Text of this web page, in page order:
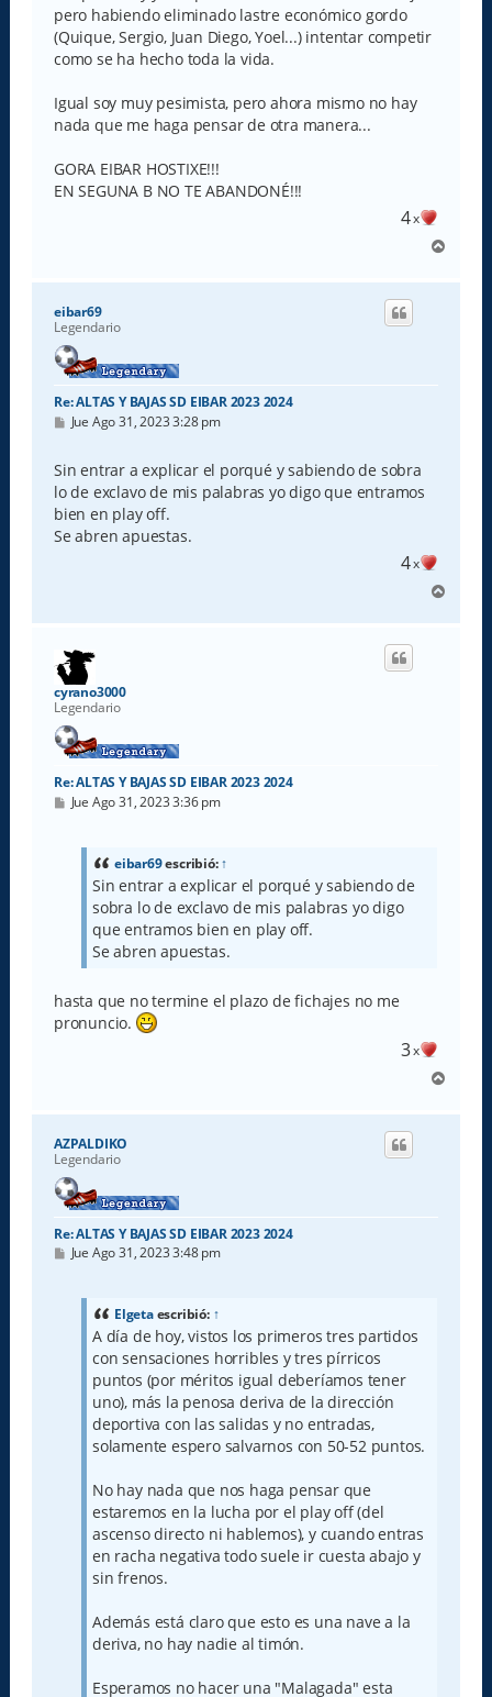
pero habiendo eliminado lastre económico gordo
(Quique, Sergio, Juan Diego, Yoel...) intentar competir
como se ha hecho toda la vida.
Igual soy muy pesimista, pero ahora mismo no hay
nada que me haga pensar de otra manera...
GORA EIBAR HOSTIXE!!!
EN SEGUNA B NO TE ABANDONÉ!!!
4x
r
eibar69
Legendario
Re: ALTAS Y BAJAS SD EIBAR 2023 2024
M
s
a
j
e
Jue Ago 31, 2023 3:28 pm
Sin entrar a explicar el porqué y sabiendo de sobra
lo de exclavo de mis palabras yo digo que entramos
bien en play off.
Se abren apuestas.
4x
r
cyrano3000
Legendario
Re: ALTAS Y BAJAS SD EIBAR 2023 2024
M
Jue Ago 31, 2023 3:36 pm
eibar69escribió:↑
Sin entrar a explicar el porqué y sabiendo de
sobra lo de exclavo de mis palabras yo digo
que entramos bien en play off.
Se abren apuestas.
hasta que no termine el plazo de fichajes no me
pronuncio.
3x
r
AZPALDIKO
Legendario
Re: ALTAS Y BAJAS SD EIBAR 2023 2024
M
Jue Ago 31, 2023 3:48 pm
Elgetaescribió: ↑
A día de hoy, vistos los primeros tres partidos
con sensaciones horribles y tres pírricos
puntos (por méritos igual deberíamos tener
uno), más la penosa deriva de la dirección
deportiva con las salidas y no entradas,
solamente espero salvarnos con 50-52 puntos.
No hay nada que nos haga pensar que
estaremos en la lucha por el play off (del
ascenso directo ni hablemos), y cuando entras
en racha negativa todo suele ir cuesta abajo y
sin frenos.
Además está claro que esto es una nave a la
deriva, no hay nadie al timón.
Esperamos no hacer una "Malagada" esta